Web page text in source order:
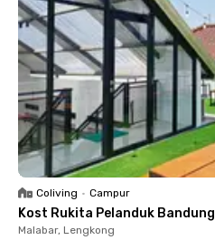
Coliving • Campur
Kost Rukita Pelanduk Bandung
Malabar, Lengkong